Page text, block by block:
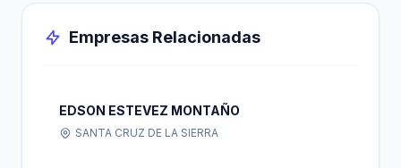
Empresas Relacionadas
EDSON ESTEVEZ MONTAÑO
SANTA CRUZ DE LA SIERRA